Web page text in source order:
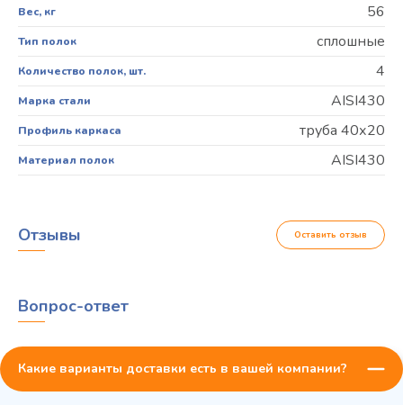
Вес, кг 56
Тип полок сплошные
Количество полок, шт. 4
Марка стали AISI430
Профиль каркаса труба 40х20
Материал полок AISI430
Отзывы Оставить отзыв
Вопрос-ответ
Какие варианты доставки есть в вашей компании?